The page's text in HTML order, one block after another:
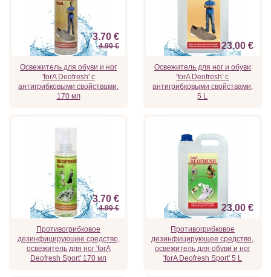
3.70 €
4.90 €
Освежитель для обуви и ног
'forA Deofresh' с
антигрибковыми свойствами,
170 мл
23.00 €
Освежитель для ног и обуви
'forA Deofresh' с
антигрибковыми свойствами,
5 L
3.70 €
4.90 €
Противогрибковое
дезинфицирующее средство,
освежитель для ног 'forA
Deofresh Sport' 170 мл
23.00 €
Противогрибковое
дезинфицирующее средство,
освежитель для обуви и ног
'forA Deofresh Sport' 5 L